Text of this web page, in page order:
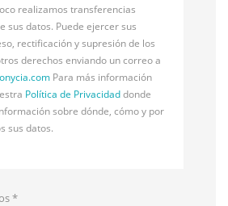
realizamos transferencias
sus datos. Puede ejercer sus
rectificación y supresión de los
derechos enviando un correo a
Para más información
Política de Privacidaddonde
sobre dónde, cómo y por
sus datos.
*